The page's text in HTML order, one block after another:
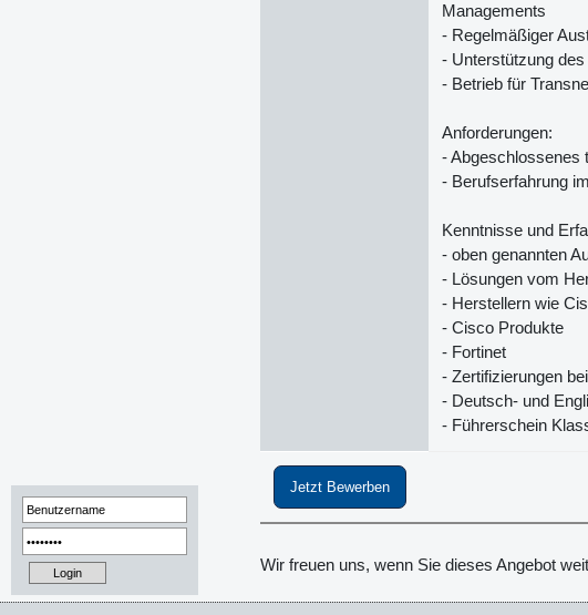
Managements
- Regelmäßiger
- Unterstützung
- Betrieb für
Anforderungen:
- Abgeschlossenes
- Berufserfahrung
Kenntnisse und
- oben genannten
- Lösungen vom
- Herstellern wie
- Cisco Produkte
- Fortinet
- Zertifizierungen
- Deutsch- und
- Führerschein
Jetzt Bewerben
Wir freuen uns, wenn Sie dieses Angebot